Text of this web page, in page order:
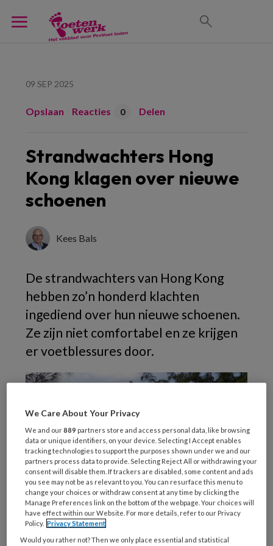
09 SEP 2025
Opslaan Reacties 0 Delen
Strandwachters Hong
Kong klagen over nieuwe
schoenen
Kees Bals
De strandwachters van Hong Kong
hebben zo’n honderd klachten
ingediend over hun nieuwe schoenen.
Ze zijn niet comfortabel en ze krijgen
er voetblessures door.
We Care About Your Privacy
We and our889 partners store and access personal data, like browsing
data or unique identifiers, on your device. Selecting I Accept enables
tracking technologies to support the purposes shown under we and our
partners process data to provide. Selecting Reject All or withdrawing your
consent will disable them. If trackers are disabled, some content and ads
you see may not be as relevant to you. You can resurface this menu to
change your choices or withdraw consent at any time by clicking the
Manage Preferences link on the bottom of the webpage. Your choices will
have effect within our Website. For more details, refer to our Privacy
Policy. Privacy Statement
Would you rather not? Then we only place essential and statistical